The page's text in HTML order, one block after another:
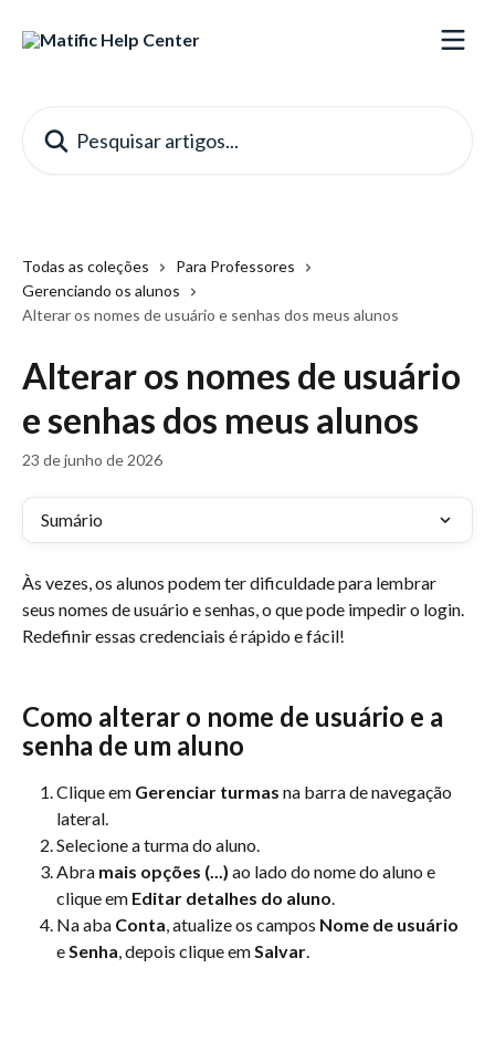
Todas as coleções
Para Professores
Gerenciando os alunos
Alterar os nomes de usuário e senhas dos meus alunos
Alterar os nomes de usuário
e senhas dos meus alunos
23 de junho de 2026
Sumário
Às vezes, os alunos podem ter dificuldade para lembrar
seus nomes de usuário e senhas, o que pode impedir o login.
Redefinir essas credenciais é rápido e fácil!
Como alterar o nome de usuário e a
senha de um aluno
Clique em Gerenciar turmas na barra de navegação
lateral.
Selecione a turma do aluno.
Abra mais opções (...) ao lado do nome do aluno e
clique em Editar detalhes do aluno.
Na aba Conta, atualize os campos Nome de usuário
e Senha, depois clique em Salvar.